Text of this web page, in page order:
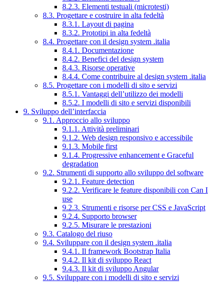
8.2.3. Elementi testuali (microtesti)
8.3. Progettare e costruire in alta fedeltà
8.3.1. Layout di pagina
8.3.2. Prototipi in alta fedeltà
8.4. Progettare con il design system .italia
8.4.1. Documentazione
8.4.2. Benefici del design system
8.4.3. Risorse operative
8.4.4. Come contribuire al design system .italia
8.5. Progettare con i modelli di sito e servizi
8.5.1. Vantaggi dell’utilizzo dei modelli
8.5.2. I modelli di sito e servizi disponibili
9. Sviluppo dell’interfaccia
9.1. Approccio allo sviluppo
9.1.1. Attività preliminari
9.1.2. Web design responsivo e accessibile
9.1.3. Mobile first
9.1.4. Progressive enhancement e Graceful
degradation
9.2. Strumenti di supporto allo sviluppo del software
9.2.1. Feature detection
9.2.2. Verificare le feature disponibili con Can I
use
9.2.3. Strumenti e risorse per CSS e JavaScript
9.2.4. Supporto browser
9.2.5. Misurare le prestazioni
9.3. Catalogo del riuso
9.4. Sviluppare con il design system .italia
9.4.1. Il framework Bootstrap Italia
9.4.2. Il kit di sviluppo React
9.4.3. Il kit di sviluppo Angular
9.5. Sviluppare con i modelli di sito e servizi